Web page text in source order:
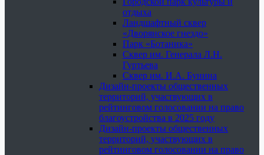
отдыха
Ландшафтный сквер
«Дворянское гнездо»
Парк «Ботаника»
Сквер им. Генерала Л.Н.
Гуртьева
Сквер им. И.А. Бунина
Дизайн-проекты общественных
территорий, участвующих в
рейтинговом голосовании на право
благоустройства в 2025 году
Дизайн-проекты общественных
территорий, участвующих в
рейтинговом голосовании на право